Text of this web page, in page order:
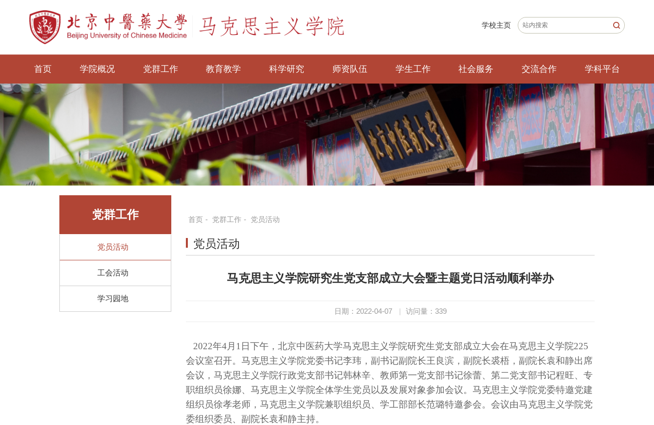
学校主页
首页 学院概况 党群工作 教育教学 科学研究 师资队伍 学生工作 社会服务 交流合作 学科平台
党群工作
党员活动
工会活动
学习园地
首页 - 党群工作 - 党员活动
党员活动
马克思主义学院研究生党支部成立大会暨主题党日活动顺利举办
日期：2022-04-07 | 访问量： 339
2022年4月1日下午，北京中医药大学马克思主义学院研究生党支部成立大会在马克思主义学院225
会议室召开。马克思主义学院党委书记李玮，副书记副院长王良滨，副院长裘梧，副院长袁和静出席
会议，马克思主义学院行政党支部书记韩林辛、教师第一党支部书记徐蕾、第二党支部书记程旺、专
职组织员徐娜、马克思主义学院全体学生党员以及发展对象参加会议。马克思主义学院党委特邀党建
组织员徐孝老师，马克思主义学院兼职组织员、学工部部长范璐特邀参会。会议由马克思主义学院党
委组织委员、副院长袁和静主持。